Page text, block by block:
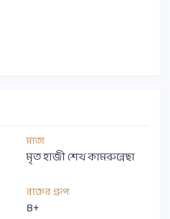
মাতা
মৃত হাজী শেখ কামরুন্নেছা
রক্তের গ্রুপ
B+